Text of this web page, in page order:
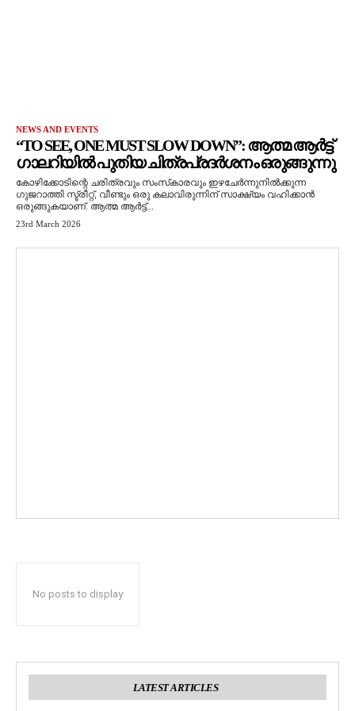
NEWS AND EVENTS
“TO SEE, ONE MUST SLOW DOWN”: ആത്മ ആർട്ട്
ഗാലറിയിൽ പുതിയ ചിത്രപ്രദർശനം ഒരുങ്ങുന്നു
കോഴിക്കോടിന്റെ ചരിത്രവും സംസ്‌കാരവും ഇഴചേർന്നുനിൽക്കുന്ന
ഗുജറാത്തി സ്ട്രീറ്റ്, വീണ്ടും ഒരു കലാവിരുന്നിന് സാക്ഷ്യം വഹിക്കാൻ
ഒരുങ്ങുകയാണ്. ആത്മ ആർട്ട്...
23rd March 2026
No posts to display
LATEST ARTICLES